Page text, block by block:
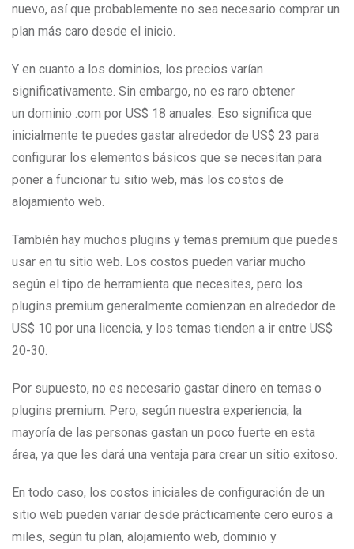
nuevo, así que probablemente no sea necesario comprar un
plan más caro desde el inicio.
Y en cuanto a los dominios, los precios varían
significativamente. Sin embargo, no es raro obtener
un dominio .com por US$ 18 anuales. Eso significa que
inicialmente te puedes gastar alrededor de US$ 23 para
configurar los elementos básicos que se necesitan para
poner a funcionar tu sitio web, más los costos de
alojamiento web.
También hay muchos plugins y temas premium que puedes
usar en tu sitio web. Los costos pueden variar mucho
según el tipo de herramienta que necesites, pero los
plugins premium generalmente comienzan en alrededor de
US$ 10 por una licencia, y los temas tienden a ir entre US$
20-30.
Por supuesto, no es necesario gastar dinero en temas o
plugins premium. Pero, según nuestra experiencia, la
mayoría de las personas gastan un poco fuerte en esta
área, ya que les dará una ventaja para crear un sitio exitoso.
En todo caso, los costos iniciales de configuración de un
sitio web pueden variar desde prácticamente cero euros a
miles, según tu plan, alojamiento web, dominio y